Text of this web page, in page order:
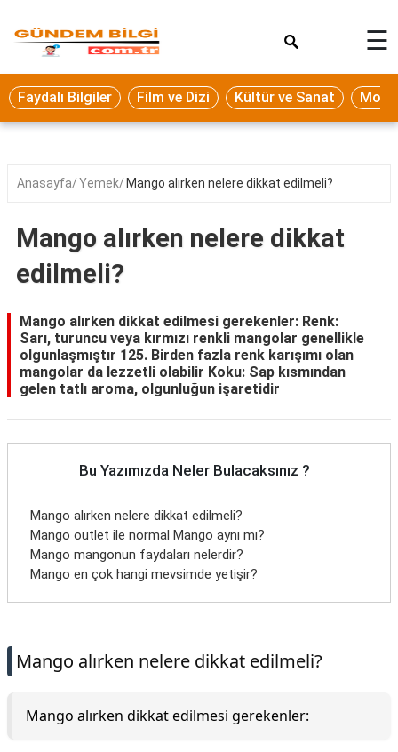
Eğitim
Ekonomi
Seyahat
Oyun
Yaşam
Hukuk
Blog
☰
Faydalı Bilgiler Film ve Dizi Kültür ve Sanat
Anasayfa Yemek Mango alırken nelere dikkat edilmeli?
Mango alırken nelere dikkat
edilmeli?
Mango alırken dikkat edilmesi gerekenler: Renk:
Sarı, turuncu veya kırmızı renkli mangolar genellikle
olgunlaşmıştır 125. Birden fazla renk karışımı olan
mangolar da lezzetli olabilir Koku: Sap kısmından
gelen tatlı aroma, olgunluğun işaretidir
Bu Yazımızda Neler Bulacaksınız ?
Mango alırken nelere dikkat edilmeli?
Mango outlet ile normal Mango aynı mı?
Mango mangonun faydaları nelerdir?
Mango en çok hangi mevsimde yetişir?
Mango alırken nelere dikkat edilmeli?
Mango alırken dikkat edilmesi gerekenler: